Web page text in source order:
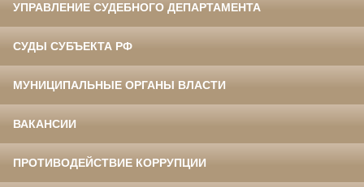
УПРАВЛЕНИЕ СУДЕБНОГО ДЕПАРТАМЕНТА
СУДЫ СУБЪЕКТА РФ
МУНИЦИПАЛЬНЫЕ ОРГАНЫ ВЛАСТИ
ВАКАНСИИ
ПРОТИВОДЕЙСТВИЕ КОРРУПЦИИ